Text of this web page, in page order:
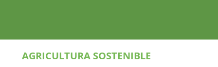
AGRICULTURA SOSTENIBLE